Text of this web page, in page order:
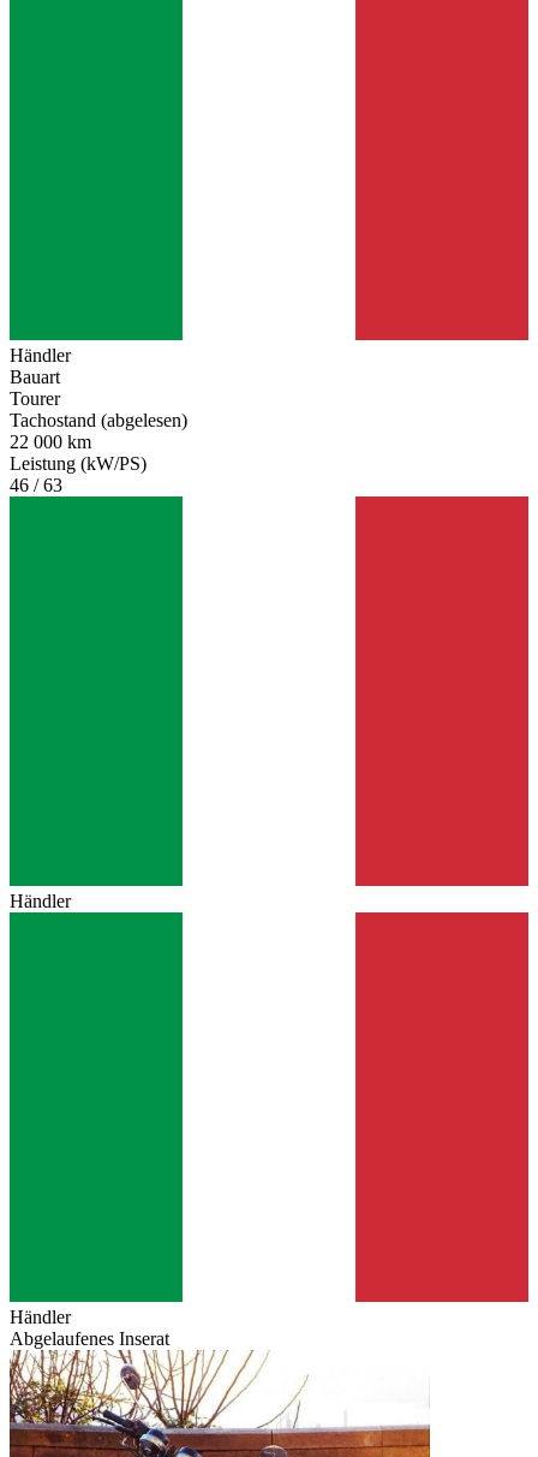
Händler
Bauart
Tourer
Tachostand (abgelesen)
22 000 km
Leistung (kW/PS)
46 / 63
Händler
Händler
Abgelaufenes Inserat